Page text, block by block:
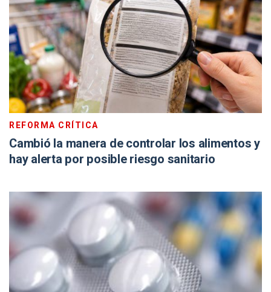
REFORMA CRÍTICA
Cambió la manera de controlar los alimentos y
hay alerta por posible riesgo sanitario